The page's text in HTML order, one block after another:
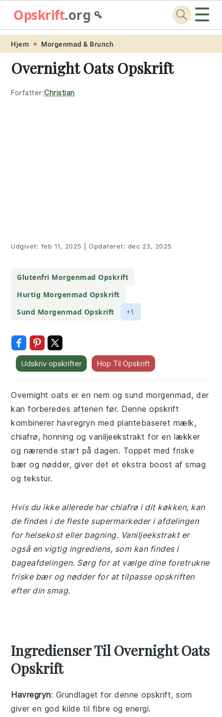
Skip
primary
navigation
Skip
main
content
Skip
primary
sidebar
Skip
footer
Opskrift.org🥄 ☰
Hjem Morgenmad & Brunch
Overnight Oats Opskrift
Forfatter:Christian
Udgivet: feb 11, 2025 Opdateret: dec 23, 2025
Glutenfri Morgenmad Opskrift
Hurtig Morgenmad Opskrift
Sund Morgenmad Opskrift
+1
Udskriv opskrifter Hop Til Opskrift
Overnight oats er en nem og sund morgenmad, der
kan forberedes aftenen før. Denne opskrift
kombinerer havregryn med plantebaseret mælk,
chiafrø, honning og vaniljeekstrakt for en lækker
og nærende start på dagen. Toppet med friske
bær og nødder, giver det et ekstra boost af smag
og tekstur.
Hvis du ikke allerede har chiafrø i dit køkken, kan
de findes i de fleste supermarkeder i afdelingen
for helsekost eller bagning. Vaniljeekstrakt er
også en vigtig ingrediens, som kan findes i
bageafdelingen. Sørg for at vælge dine foretrukne
friske bær og nødder for at tilpasse opskriften
efter din smag.
Ingredienser Til Overnight Oats
Opskrift
Havregryn: Grundlaget for denne opskrift, som
giver en god kilde til fibre og energi.